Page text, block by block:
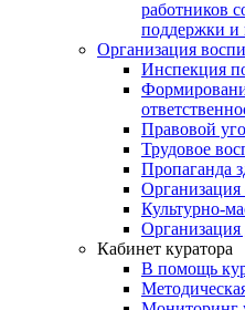
работников
поддержки и
Организация
Инспекция
Правовой
Трудовое
Пропаганда
Организация
Культурно-
Организация
Кабинет куратора
В помощь